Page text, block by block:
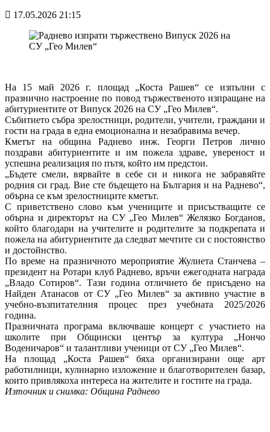
17.05.2026 21:15
На 15 май 2026 г. площад „Коста Рашев“ се изпълни с
празнично настроение по повод тържественото изпращане на
абитуриентите от Випуск 2026 на СУ „Гео Милев“.
Събитието събра зрелостници, родители, учители, граждани и
гости на града в една емоционална и незабравима вечер.
Кметът на община Раднево инж. Георги Петров лично
поздрави абитуриентите и им пожела здраве, увереност и
успешна реализация по пътя, който им предстои.
„Бъдете смели, вярвайте в себе си и никога не забравяйте
родния си град. Вие сте бъдещето на България и на Раднево“,
обърна се към зрелостниците кметът.
С приветствено слово към учениците и присъстващите се
обърна и директорът на СУ „Гео Милев“ Желязко Богданов,
който благодари на учителите и родителите за подкрепата и
пожела на абитуриентите да следват мечтите си с постоянство
и достойнство.
По време на празничното мероприятие Жулиета Станчева –
президент на Ротари клуб Раднево, връчи ежегодната награда
„Владо Сотиров“. Тази година отличието бе присъдено на
Найден Атанасов от СУ „Гео Милев“ за активно участие в
учебно-възпитателния процес през учебната 2025/2026
година.
Празничната програма включваше концерт с участието на
школите при Общински център за култура „Нончо
Воденичаров“ и талантливи ученици от СУ „Гео Милев“.
На площад „Коста Рашев“ бяха организирани още арт
работилници, кулинарно изложение и благотворителен базар,
които привлякоха интереса на жителите и гостите на града.
Източник и снимка: Община Раднево